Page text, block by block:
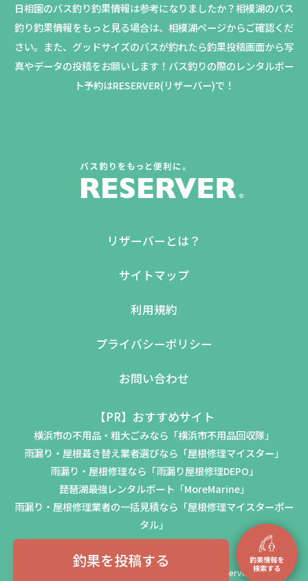
釣果を投稿する
日相園のバス釣り釣果情報は参考になりましたか？相模湖のバス
釣り釣果情報をもっと見る場合は、相模湖ページからご確認くだ
さい。 また、グッドサイズのバスが釣れたら釣果投稿画面から写
真やデータの投稿をお願いします！バス釣りの際のレンタルボー
ト予約はRESERVER(リザーバー)で！
リザーバーとは？
サイトマップ
利用規約
プライバシーポリシー
お問い合わせ
【PR】おすすめサイト
横浜市の不用品・粗大ごみなら「横浜市不用品回収隊」
雨漏り・屋根葺き替え業者選びなら「屋根修理マイスター」
雨漏り・屋根修理なら「雨漏り屋根修理DEPO」
琵琶湖最強レンタルボート「MoreMarine」
雨漏り・屋根修理業者の一括見積なら「屋根修理マイスターポー
タル」
© 2023-2026 CHOTENSHA Inc. All Rights Reserved.